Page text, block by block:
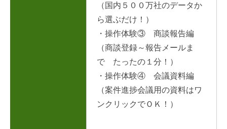
（国内５００万社のデータか
ら選ぶだけ！）
・操作体験③ 商談報告編
（商談登録～報告メールま
で たったの１分！）
・操作体験④ 会議資料編
（案件進捗会議用の資料はワ
ンクリックでＯＫ！）